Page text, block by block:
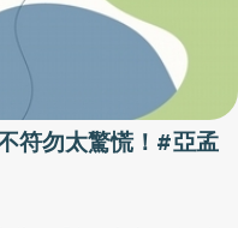
符勿太驚慌！#亞孟